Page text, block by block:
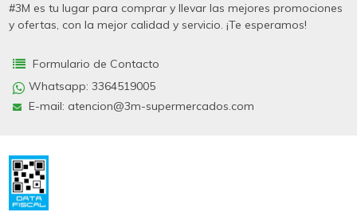
#3M es tu lugar para comprar y llevar las mejores promociones
y ofertas, con la mejor calidad y servicio. ¡Te esperamos!
Formulario de Contacto
Whatsapp: 3364519005
E-mail: atencion@3m-supermercados.com